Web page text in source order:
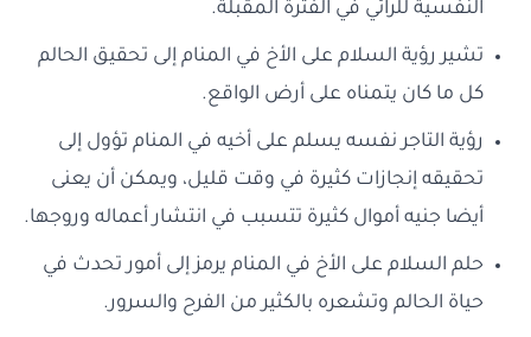
النفسية للرائي في الفترة المقبلة.
تشير رؤية السلام على الأخ في المنام إلى تحقيق الحالم
كل ما كان يتمناه على أرض الواقع.
رؤية التاجر نفسه يسلم على أخيه في المنام تؤول إلى
تحقيقه إنجازات كثيرة في وقت قليل، ويمكن أن يعنى
أيضا جنيه أموال كثيرة تتسبب في انتشار أعماله وروجها.
حلم السلام على الأخ في المنام يرمز إلى أمور تحدث في
حياة الحالم وتشعره بالكثير من الفرح والسرور.